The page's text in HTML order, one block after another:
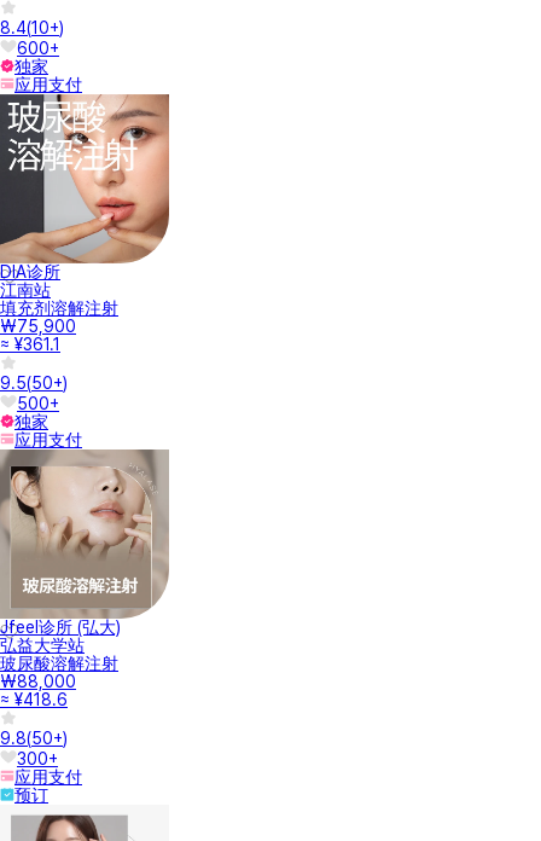
8.4(10+)
600+
独家
应用支付
DIA诊所
江南站
填充剂溶解注射
₩75,900
≈ ¥361.1
9.5(50+)
500+
独家
应用支付
Jfeel诊所 (弘大)
弘益大学站
玻尿酸溶解注射
₩88,000
≈ ¥418.6
9.8(50+)
300+
应用支付
预订